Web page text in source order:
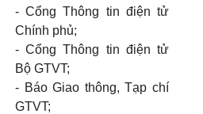
- Cổng Thông tin điện tử
Chính phủ;
- Cổng Thông tin điện tử
Bộ GTVT;
- Báo Giao thông, Tạp chí
GTVT;